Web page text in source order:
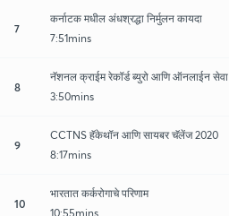
7
कर्नाटक मधील अंधश्रद्धा निर्मुलन कायदा
7:51mins
8
नॅशनल क्राईम रेकॉर्ड ब्युरो आणि ऑनलाईन सेवा
3:50mins
9
CCTNS हॅकेथॉन आणि सायबर चॅलेंज 2020
8:17mins
10
भारतात कर्करोगाचे परिणाम
10:55mins